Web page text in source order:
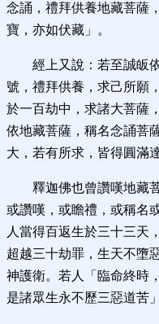
念誦，禮拜供養地藏菩
寶，亦如伏藏」。
經上又說：若至誠皈
號，禮拜供養，求己所願
於一百劫中，求諸大菩薩
依地藏菩薩，稱名念誦菩
大，若有所求，皆得圓滿
釋迦佛也曾讚嘆地藏
或讚嘆，或瞻禮，或稱名
人當得百返生於三十三天
超越三十劫罪，生天不墮
神護衛。若人「臨命終時
是諸眾生永不歷三惡道苦